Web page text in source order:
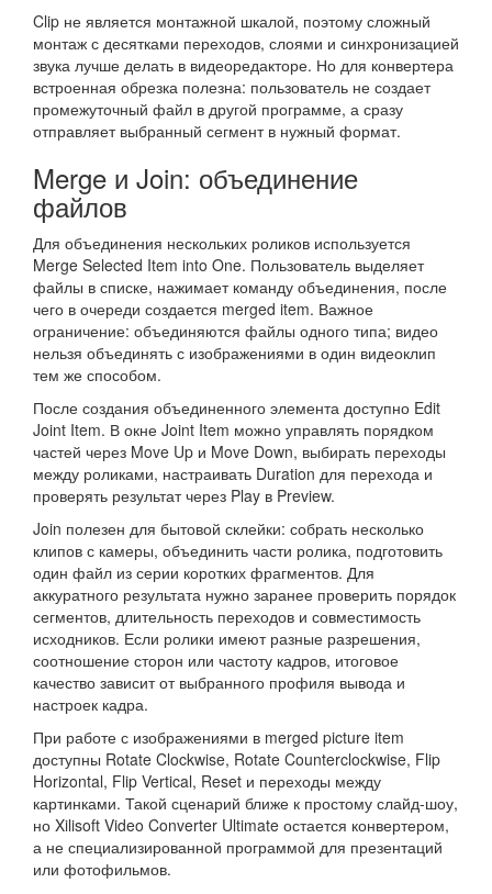
Clip не является монтажной шкалой, поэтому сложный
монтаж с десятками переходов, слоями и синхронизацией
звука лучше делать в видеоредакторе. Но для конвертера
встроенная обрезка полезна: пользователь не создает
промежуточный файл в другой программе, а сразу
отправляет выбранный сегмент в нужный формат.
Merge и Join: объединение
файлов
Для объединения нескольких роликов используется
Merge Selected Item into One. Пользователь выделяет
файлы в списке, нажимает команду объединения, после
чего в очереди создается merged item. Важное
ограничение: объединяются файлы одного типа; видео
нельзя объединять с изображениями в один видеоклип
тем же способом.
После создания объединенного элемента доступно Edit
Joint Item. В окне Joint Item можно управлять порядком
частей через Move Up и Move Down, выбирать переходы
между роликами, настраивать Duration для перехода и
проверять результат через Play в Preview.
Join полезен для бытовой склейки: собрать несколько
клипов с камеры, объединить части ролика, подготовить
один файл из серии коротких фрагментов. Для
аккуратного результата нужно заранее проверить порядок
сегментов, длительность переходов и совместимость
исходников. Если ролики имеют разные разрешения,
соотношение сторон или частоту кадров, итоговое
качество зависит от выбранного профиля вывода и
настроек кадра.
При работе с изображениями в merged picture item
доступны Rotate Clockwise, Rotate Counterclockwise, Flip
Horizontal, Flip Vertical, Reset и переходы между
картинками. Такой сценарий ближе к простому слайд-шоу,
но Xilisoft Video Converter Ultimate остается конвертером,
а не специализированной программой для презентаций
или фотофильмов.